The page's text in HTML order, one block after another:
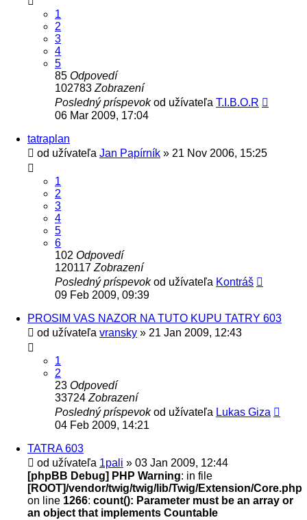
1
2
3
4
5
85 Odpovedí
102783 Zobrazení
Posledný príspevokod užívateľa T.I.B.O.R
06 Mar 2009, 17:04
tatraplan
od užívateľa Jan Papírník » 21 Nov 2006, 15:25
1
2
3
4
5
6
102 Odpovedí
120117 Zobrazení
Posledný príspevokod užívateľa Kontráš
09 Feb 2009, 09:39
PROSIM VAS NAZOR NA TUTO KUPU TATRY 603
od užívateľa vransky » 21 Jan 2009, 12:43
1
2
23 Odpovedí
33724 Zobrazení
Posledný príspevokod užívateľa Lukas Giza
04 Feb 2009, 14:21
TATRA 603
od užívateľa 1pali » 03 Jan 2009, 12:44
[phpBB Debug] PHP Warning: in file
[ROOT]/vendor/twig/twig/lib/Twig/Extension/Core.php
on line 1266: count(): Parameter must be an array or
an object that implements Countable